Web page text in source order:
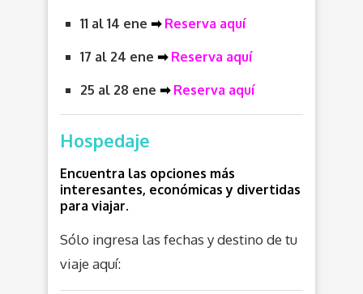
11 al 14 ene ➡ Reserva aquí
17 al 24 ene ➡ Reserva aquí
25 al 28 ene ➡ Reserva aquí
Hospedaje
Encuentra las opciones más
interesantes, económicas y divertidas
para viajar.
Sólo ingresa las fechas y destino de tu
viaje aquí: